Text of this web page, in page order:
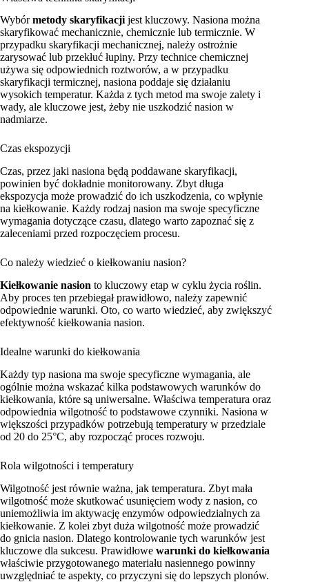
Wybórmetody skaryfikacjijest kluczowy. Nasiona można
skaryfikować mechanicznie, chemicznie lub termicznie. W
przypadku skaryfikacji mechanicznej, należy ostrożnie
zarysować lub przekłuć łupiny. Przy technice chemicznej
używa się odpowiednich roztworów, a w przypadku
skaryfikacji termicznej, nasiona poddaje się działaniu
wysokich temperatur. Każda z tych metod ma swoje zalety i
wady, ale kluczowe jest, żeby nie uszkodzić nasion w
nadmiarze.
Czas ekspozycji
Czas, przez jaki nasiona będą poddawane skaryfikacji,
powinien być dokładnie monitorowany. Zbyt długa
ekspozycja może prowadzić do ich uszkodzenia, co wpłynie
na kiełkowanie. Każdy rodzaj nasion ma swoje specyficzne
wymagania dotyczące czasu, dlatego warto zapoznać się z
zaleceniami przed rozpoczęciem procesu.
Co należy wiedzieć o kiełkowaniu nasion?
Kiełkowanie nasion to kluczowy etap w cyklu życia roślin.
Aby proces ten przebiegał prawidłowo, należy zapewnić
odpowiednie warunki. Oto, co warto wiedzieć, aby zwiększyć
efektywność kiełkowania nasion.
Idealne warunki do kiełkowania
Każdy typ nasiona ma swoje specyficzne wymagania, ale
ogólnie można wskazać kilka podstawowych warunków do
kiełkowania, które są uniwersalne. Właściwa temperatura oraz
odpowiednia wilgotność to podstawowe czynniki. Nasiona w
większości przypadków potrzebują temperatury w przedziale
od 20 do 25°C, aby rozpocząć proces rozwoju.
Rola wilgotności i temperatury
Wilgotność jest równie ważna, jak temperatura. Zbyt mała
wilgotność może skutkować usunięciem wody z nasion, co
uniemożliwia im aktywację enzymów odpowiedzialnych za
kiełkowanie. Z kolei zbyt duża wilgotność może prowadzić
do gnicia nasion. Dlatego kontrolowanie tych warunków jest
kluczowe dla sukcesu. Prawidłowe warunki do kiełkowania
właściwie przygotowanego materiału nasiennego powinny
uwzględniać te aspekty, co przyczyni się do lepszych plonów.